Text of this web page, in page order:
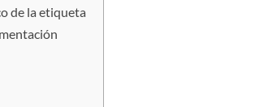
de la etiqueta